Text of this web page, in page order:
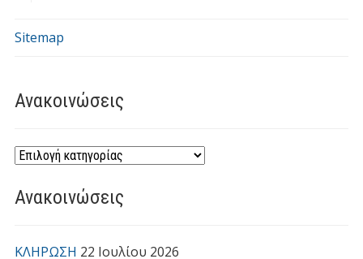
Sitemap
Ανακοινώσεις
Ανακοινώσεις
ΚΛΗΡΩΣΗ 22 Ιουλίου 2026